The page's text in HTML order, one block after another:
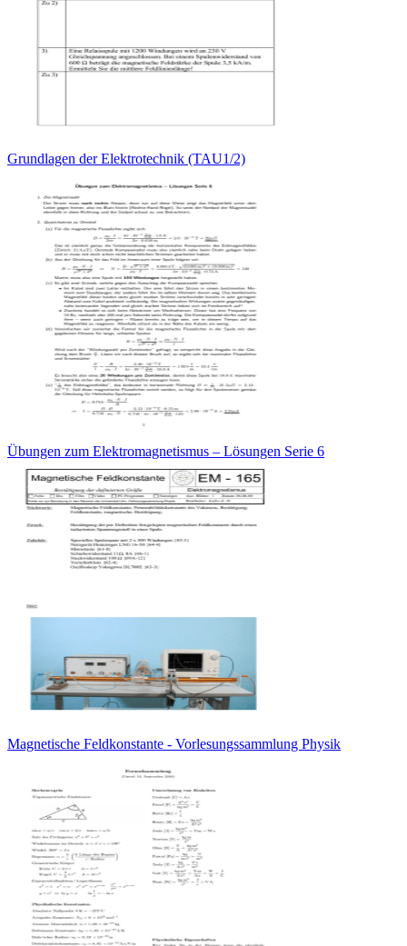
Grundlagen der Elektrotechnik (TAU1/2)
Übungen zum Elektromagnetismus – Lösungen Serie 6
Magnetische Feldkonstante - Vorlesungssammlung Physik